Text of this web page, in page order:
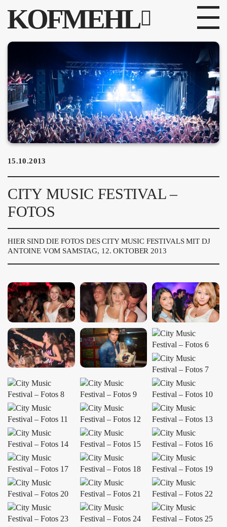
KOFMEHL
PROGRAMM
FABRIKGEFLÜSTER
GALERIE
FOTOGALERIE
INFOS
KONTAKT
ÜBER UNS
GÖNNEREI
SHOP
MITMACHEN
15.10.2013
CITY MUSIC FESTIVAL –
FOTOS
HIER SIND DIE FOTOS DES CITY MUSIC FESTIVALS MIT DJ
ANTOINE VOM SAMSTAG, 12. OKTOBER 2013